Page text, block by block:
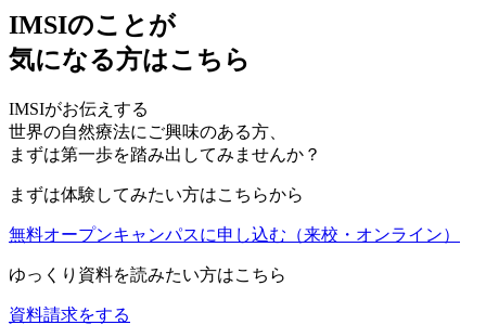
IMSIのことが
気になる方はこちら
IMSIがお伝えする
世界の自然療法にご興味のある方、
まずは第一歩を踏み出してみませんか？
まずは体験してみたい方はこちらから
無料オープンキャンパスに申し込む （来校・オンライン）
ゆっくり資料を読みたい方はこちら
資料請求をする